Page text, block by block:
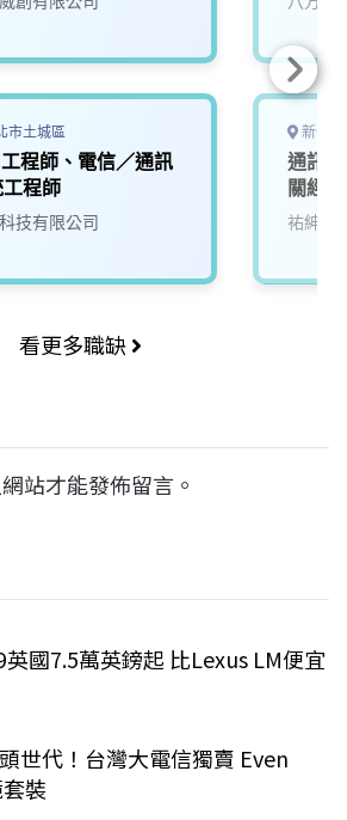
市土城區
程師、電信／通訊
程師
技有限公司
新竹
通訊/
關經
祐紳科
看更多職缺
網站才能發佈留言。
國7.5萬英鎊起 比Lexus LM便宜
世代！台灣大電信獨賣 Even
裝